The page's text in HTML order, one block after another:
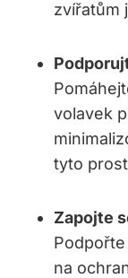
zvířatům
volavek
tyto
Zapojte
na